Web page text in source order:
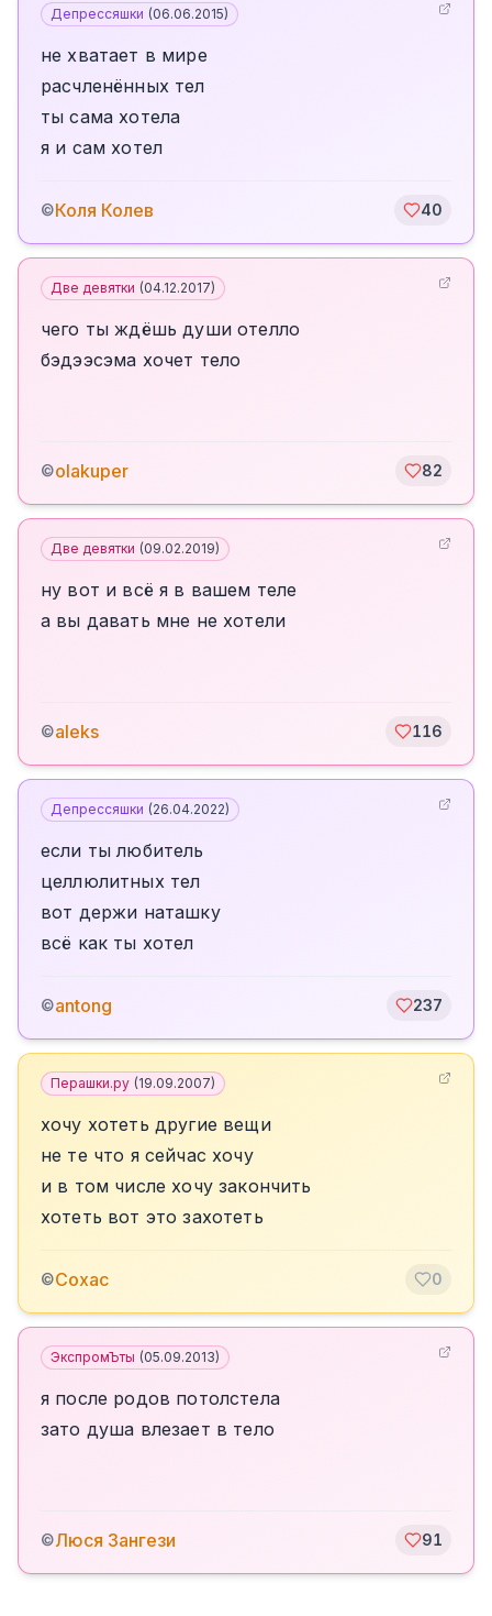
Депрессяшки (06.06.2015)
не хватает в мире
расчленённых тел
ты сама хотела
я и сам хотел
©Коля Колев 40
Две девятки (04.12.2017)
чего ты ждёшь души отелло
бэдээсэма хочет тело
©olakuper 82
Две девятки (09.02.2019)
ну вот и всё я в вашем теле
а вы давать мне не хотели
©aleks 116
Депрессяшки (26.04.2022)
если ты любитель
целлюлитных тел
вот держи наташку
всё как ты хотел
©antong 237
Перашки.ру (19.09.2007)
хочу хотеть другие вещи
не те что я сейчас хочу
и в том числе хочу закончить
хотеть вот это захотеть
©Сохас 0
ЭкспромЪты (05.09.2013)
я после родов потолстела
зато душа влезает в тело
©Люся Зангези 91